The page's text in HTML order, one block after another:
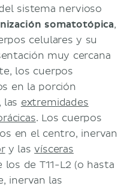
sistema nervioso
somatotópica,
celulares y su
muy cercana
los cuerpos
en la porción
, las extremidades
. Los cuerpos
en el centro, inervan
y lasvísceras
los de T11-L2 (o hasta
inervan las